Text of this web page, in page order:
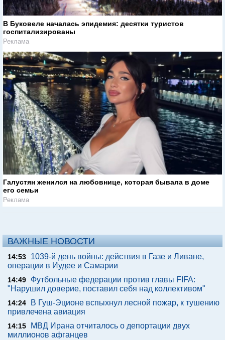
В Буковеле началась эпидемия: десятки туристов
госпитализированы
Реклама
Галустян женился на любовнице, которая бывала в доме
его семьи
Реклама
ВАЖНЫЕ НОВОСТИ
14:53
1039-й день войны: действия в Газе и Ливане,
операции в Иудее и Самарии
14:49
Футбольные федерации против главы FIFA:
"Нарушил доверие, поставил себя над коллективом"
14:24
В Гуш-Эционе вспыхнул лесной пожар, к тушению
привлечена авиация
14:15
МВД Ирана отчиталось о депортации двух
миллионов афганцев